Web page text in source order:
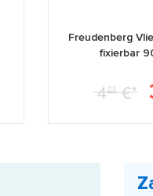
Freudenberg
fixierbar
425€*